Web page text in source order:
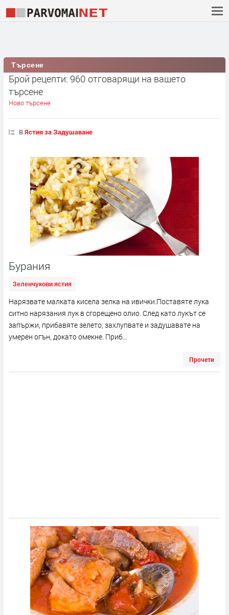
Търсене
Брой рецепти: 960 отговарящи на вашето
търсене
Ново търсене
ВЯстия за Задушаване
Бурания
Зеленчукови ястия
Нарязвате малката кисела зелка на ивички.Поставяте лука
ситно нарязания лук в сгорещено олио. След като лукът се
запържи, прибавяте зелето, захлупвате и задушавате на
умерен огън, докато омекне. Приб...
Прочети